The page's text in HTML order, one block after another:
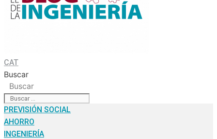
CAT
Buscar
Buscar
PREVISIÓN SOCIAL
AHORRO
INGENIERÍA